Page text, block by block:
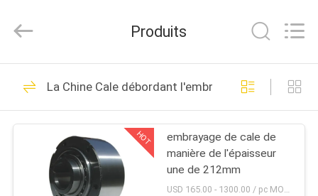
MAISON
DES
PRODUITS
Clutch
Rights
Une manière
débordant
l'embrayage
35
Produits
La Chine Cale débordant l'embrayage
HOT
embrayage de cale de
manière de l'épaisseur
une de 212mm
USD 165.00 - 1300.00 / pc MOQ:1 PC